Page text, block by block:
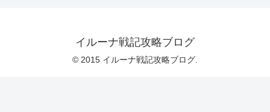
イルーナ戦記攻略ブログ
© 2015 イルーナ戦記攻略ブログ.